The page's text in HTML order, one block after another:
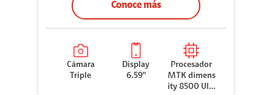
Conoce más
Cámara
Triple
Display
6.59"
Procesador
MTK dimens
ity 8500 Ultr